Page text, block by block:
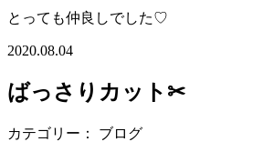
とっても仲良しでした♡
2020.08.04
ばっさりカット✂︎
カテゴリー： ブログ